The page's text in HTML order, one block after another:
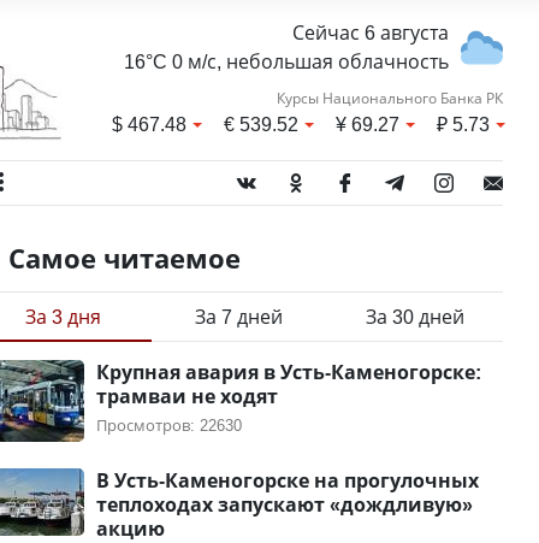
Сейчас 6 августа
16°C 0 м/с, небольшая облачность
Курсы Национального Банка РК
$467.48 €539.52 ¥69.27 ₽5.73
Самое читаемое
За 3 дня За 7 дней За 30 дней
Крупная авария в Усть-Каменогорске:
трамваи не ходят
Просмотров: 22630
В Усть-Каменогорске на прогулочных
теплоходах запускают «дождливую»
акцию